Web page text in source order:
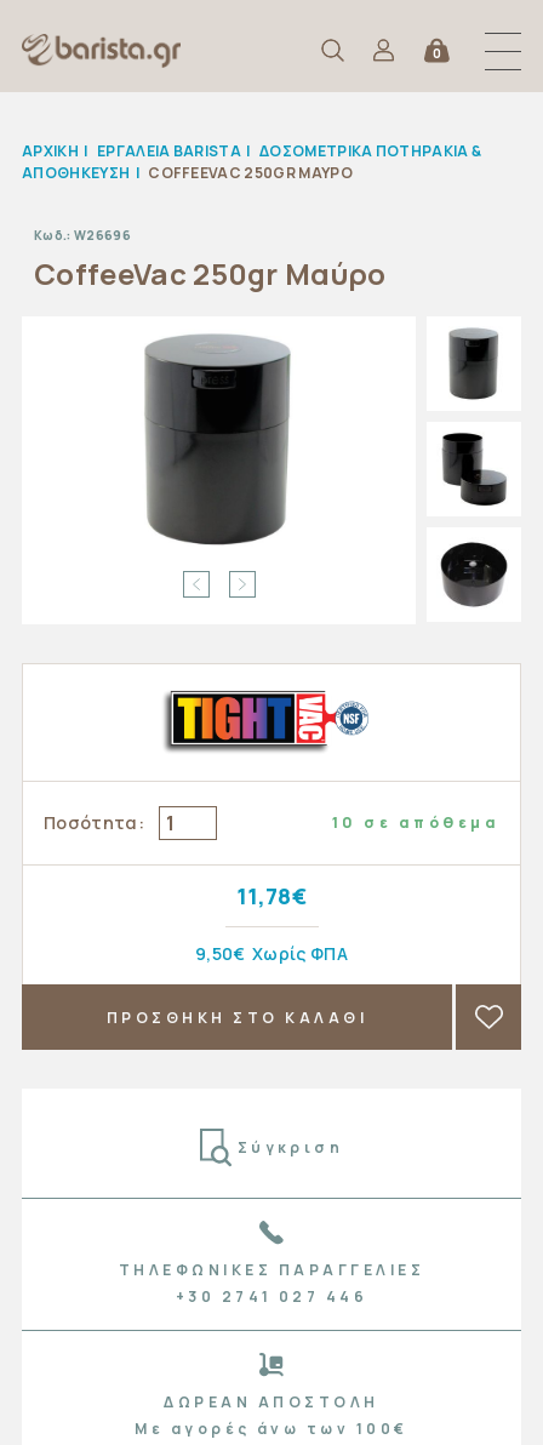
0
ΑΡΧΙΚΉ | ΕΡΓΑΛΕΙΑ BARISTA | ΔΟΣΟΜΕΤΡΙΚΑ ΠΟΤΗΡΑΚΙΑ &
ΑΠΟΘΗΚΕΥΣΗ | COFFEEVAC 250GR ΜΑΎΡΟ
Κωδ.: W26696
CoffeeVac 250gr Μαύρο
Ποσότητα: 10 σε απόθεμα
11,78€
9,50€ Χωρίς ΦΠΑ
ΠΡΟΣΘΗΚΗ ΣΤΟ ΚΑΛΑΘΙ
Σύγκριση
ΤΗΛΕΦΩΝΙΚΈΣ ΠΑΡΑΓΓΕΛΊΕΣ
+30 2741 027 446
ΔΩΡΕΆΝ ΑΠΟΣΤΟΛΉ
Με αγορές άνω των 100€